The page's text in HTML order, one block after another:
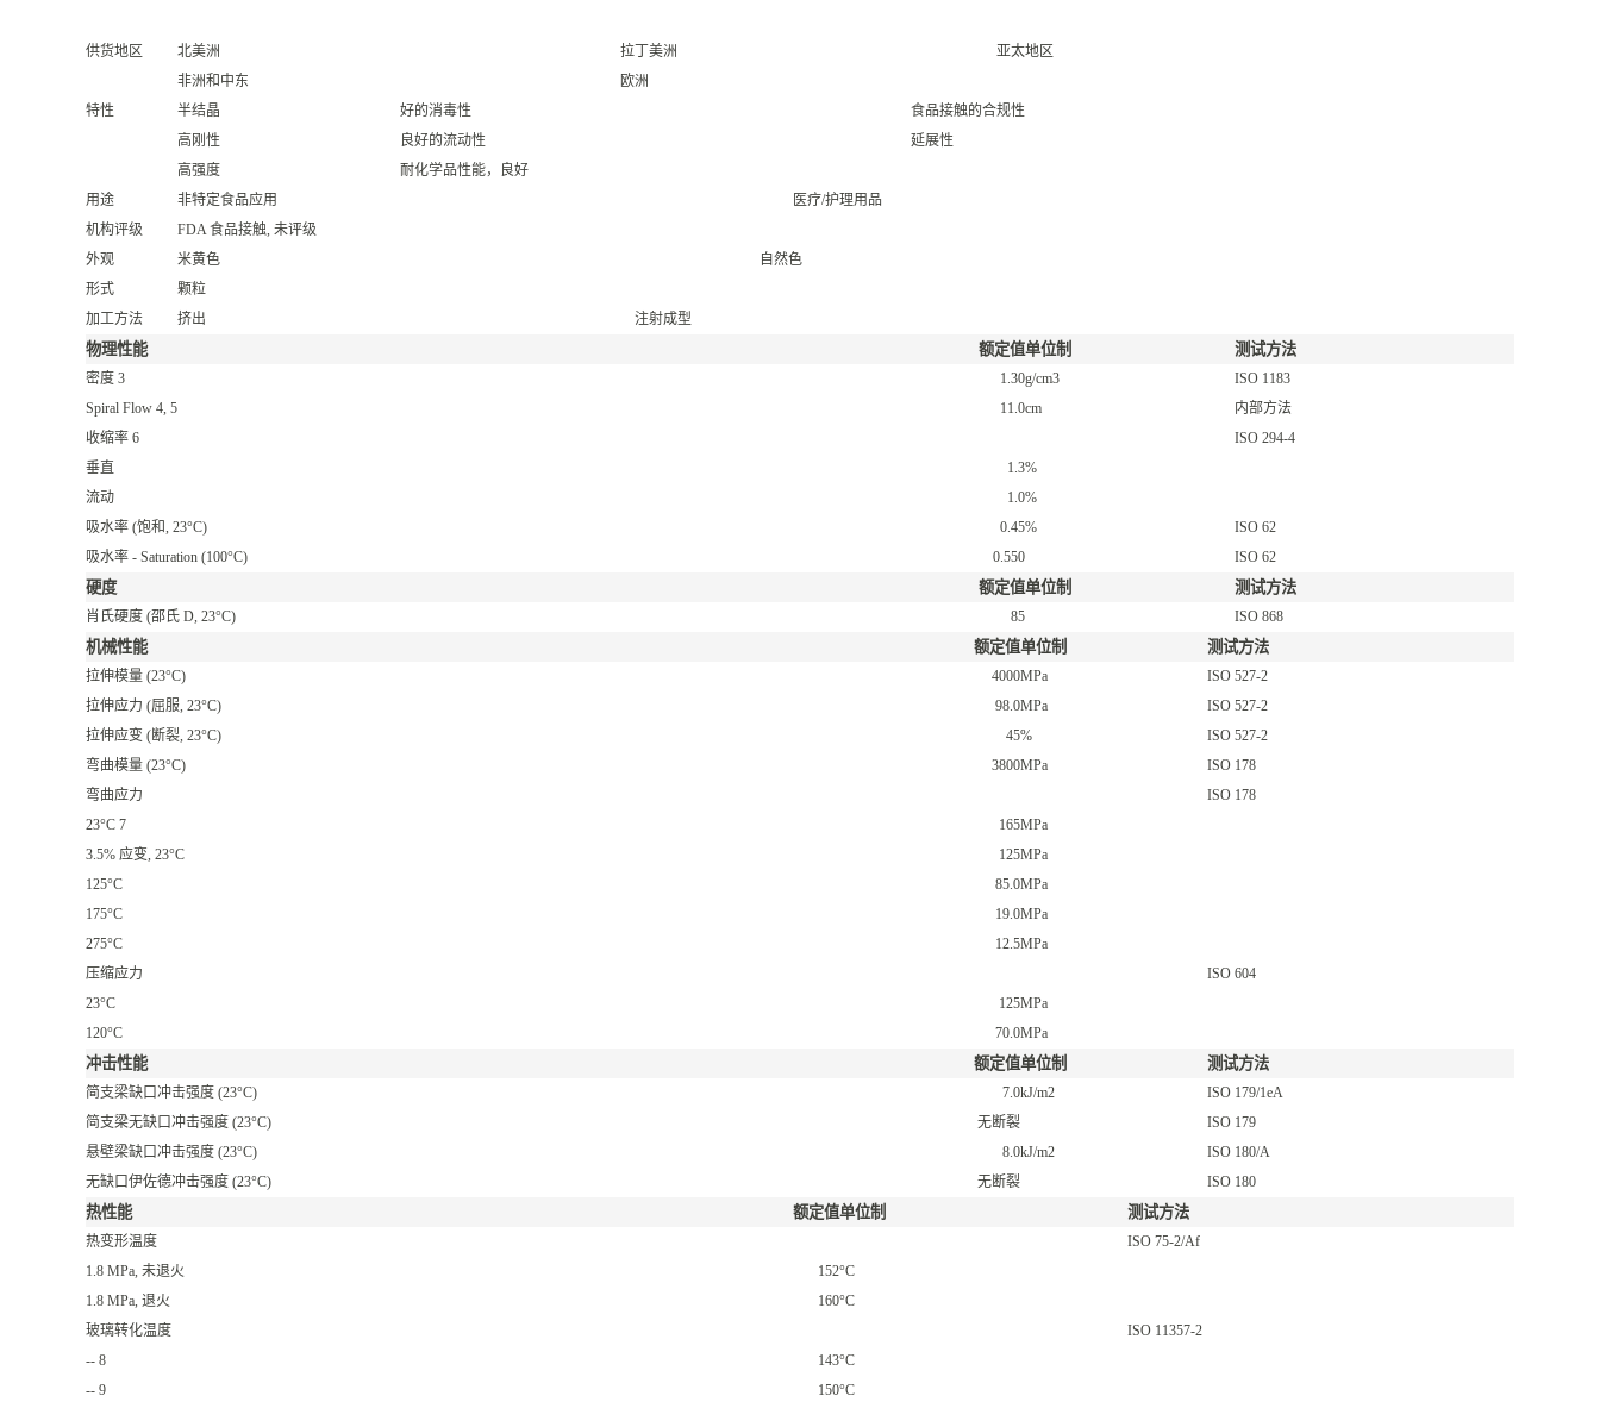
供货地区
北美洲
非洲和中东
拉丁美洲
欧洲
亚太地区
特性
半结晶
高刚性
高强度
好的消毒性
良好的流动性
耐化学品性能，良好
食品接触的合规性
延展性
用途 非特定食品应用
医疗/护理用品
机构评级
FDA 食品接触, 未评级
外观
米黄色
自然色
形式
颗粒
加工方法
挤出 注射成型
物理性能 额定值单位制 测试方法
密度 3 1.30g/cm3
ISO 1183
Spiral Flow 4, 5 11.0cm
内部方法
收缩率 6
ISO 294-4
垂直
1.3%
流动
1.0%
吸水率 (饱和, 23°C) 0.45%
ISO 62
吸水率 - Saturation (100°C) 0.550 ISO 62
硬度 额定值单位制 测试方法
肖氏硬度 (邵氏 D, 23°C) 85 ISO 868
机械性能 额定值单位制 测试方法
拉伸模量 (23°C) 4000MPa
ISO 527-2
拉伸应力 (屈服, 23°C) 98.0MPa
ISO 527-2
拉伸应变 (断裂, 23°C) 45%
ISO 527-2
弯曲模量 (23°C) 3800MPa
ISO 178
弯曲应力
ISO 178
23°C 7 165MPa
3.5% 应变, 23°C
125MPa
125°C
85.0MPa
175°C
19.0MPa
275°C
12.5MPa
压缩应力
ISO 604
23°C
125MPa
120°C
70.0MPa
冲击性能 额定值单位制 测试方法
简支梁缺口冲击强度 (23°C) 7.0kJ/m2
ISO 179/1eA
简支梁无缺口冲击强度 (23°C) 无断裂
ISO 179
悬壁梁缺口冲击强度 (23°C) 8.0kJ/m2
ISO 180/A
无缺口伊佐德冲击强度 (23°C) 无断裂 ISO 180
热性能 额定值单位制 测试方法
热变形温度
ISO 75-2/Af
1.8 MPa, 未退火
152°C
1.8 MPa, 退火
160°C
玻璃转化温度
ISO 11357-2
-- 8 143°C
-- 9 150°C